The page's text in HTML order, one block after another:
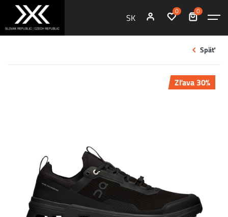
SK
0 0
Späť
Zľava 30%